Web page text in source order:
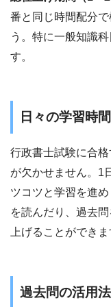
番と同じ時間配分
う。特に一般知識
す。
日々の学習時
行政書士試験に合
が欠かせません。1
ツコツと学習を進
を読んだり、過去
上げることができま
過去問の活用法